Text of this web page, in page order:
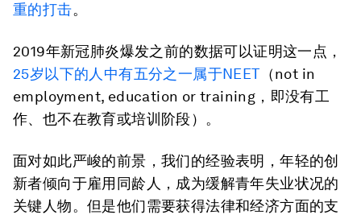
重的打击。
2019年新冠肺炎爆发之前的数据可以证明这一点，
25岁以下的人中有五分之一属于NEET （not in
employment, education or training，即没有工
作、也不在教育或培训阶段）。
面对如此严峻的前景，我们的经验表明，年轻的创
新者倾向于雇用同龄人，成为缓解青年失业状况的
关键人物。但是他们需要获得法律和经济方面的支